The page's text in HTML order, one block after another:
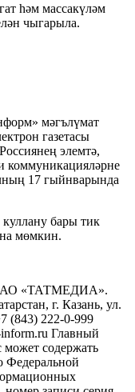
һәм массакүләм
чыгарыла.
мәгълүмат
газетасы
элемтә,
коммуникацияләрне
17 гыйнварында
бары тик
мөмкин.
АО «ТАТМЕДИА».
г. Казань, ул.
(843) 222-0-999
Главный
может содержать
Федеральной